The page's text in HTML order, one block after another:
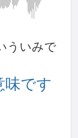
ういみで
味です